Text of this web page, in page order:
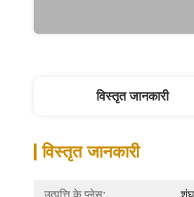
विस्तृत जानकारी
विस्तृत जानकारी
उत्पत्ति के प्लेस: